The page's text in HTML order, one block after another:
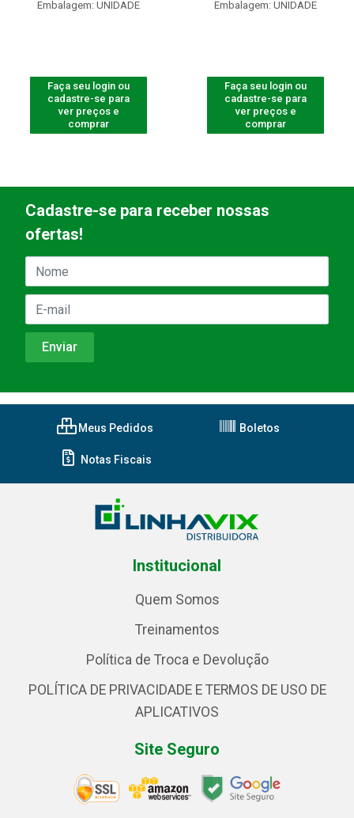
Embalagem: UNIDADE
Faça seu login ou
cadastre-se para
ver preços e
comprar
Embalagem: UNIDADE
Faça seu login ou
cadastre-se para
ver preços e
comprar
Cadastre-se para receber nossas
ofertas!
Meus Pedidos Boletos
Notas Fiscais
Institucional
Quem Somos
Treinamentos
Política de Troca e Devolução
POLÍTICA DE PRIVACIDADE E TERMOS DE USO DE
APLICATIVOS
Site Seguro